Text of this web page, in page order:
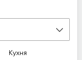
Кухня